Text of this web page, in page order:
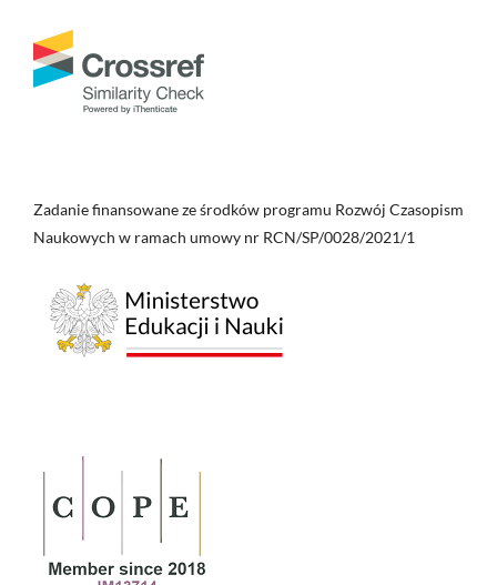
Zadanie finansowane ze środków programu Rozwój Czasopism
Naukowych w ramach umowy nr RCN/SP/0028/2021/1